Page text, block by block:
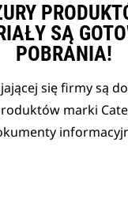
SĄ
POBRANIA!
się firmy są
marki